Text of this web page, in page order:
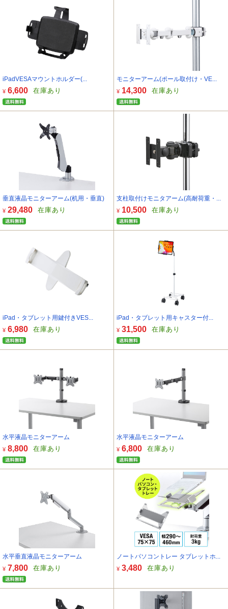
iPadVESAマウントホルダー(...
¥ 6,600 在庫あり
モニターアーム(ポール取付け・VE...
¥ 14,300 在庫あり
垂直液晶モニターアーム(机用・垂直)
¥ 29,480 在庫あり
支柱取付けモニタアーム(高耐荷重・...
¥ 10,500 在庫あり
iPad・タブレット用鍵付きVES...
¥ 6,980 在庫あり
iPad・タブレット用キャスター付...
¥ 31,500 在庫あり
水平液晶モニターアーム
¥ 8,800 在庫あり
水平液晶モニターアーム
¥ 6,800 在庫あり
水平垂直液晶モニターアーム
¥ 7,800 在庫あり
ノートパソコントレー タブレットホ...
¥ 3,480 在庫あり